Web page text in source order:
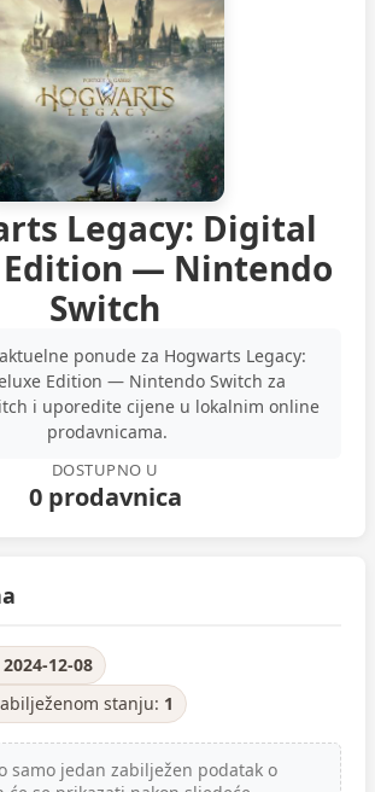
Legacy: Digital
Edition — Nintendo
Switch
ponude za Hogwarts Legacy:
Edition — Nintendo Switch za
i uporedite cijene u lokalnim online
prodavnicama.
DOSTUPNO U
0 prodavnica
2024-12-08
stanju: 1
samo jedan zabilježen podatak o